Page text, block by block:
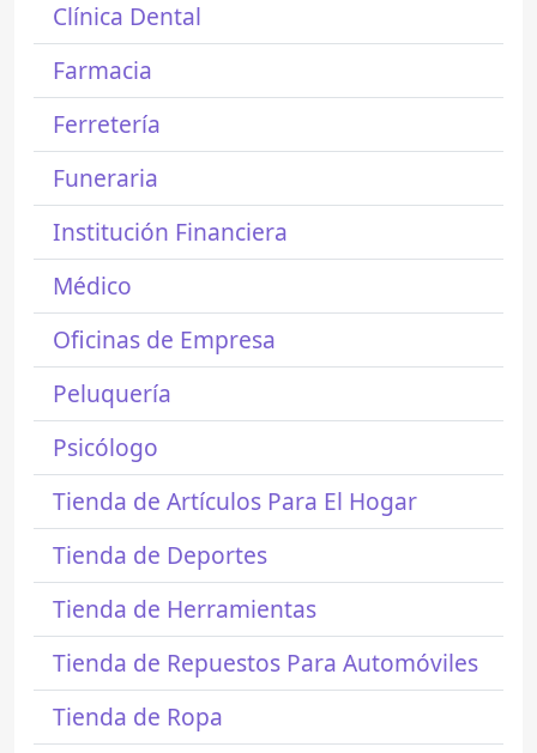
Clínica Dental
Farmacia
Ferretería
Funeraria
Institución Financiera
Médico
Oficinas de Empresa
Peluquería
Psicólogo
Tienda de Artículos Para El Hogar
Tienda de Deportes
Tienda de Herramientas
Tienda de Repuestos Para Automóviles
Tienda de Ropa